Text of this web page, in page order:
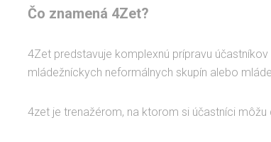
Čo znamená 4Zet?
4Zet predstavuje komplexnú prípravu
mládežníckych neformálnych skupín alebo
4zet je trenažérom, na ktorom si účastníci